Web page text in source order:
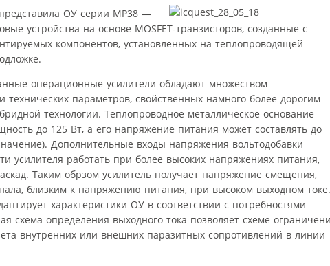
ОУ серии MP38 —
устройства на основе MOSFET-транзисторов, созданные с
компонентов, установленных на теплопроводящей
операционные усилители обладают множеством
технических параметров, свойственных намного более дорогим
технологии. Теплопроводное металлическое основание
до 125 Вт, а его напряжение питания может составлять до
Дополнительные входы напряжения вольтодобавки
усилителя работать при более высоких напряжениях питания,
Таким обрзом усилитель получает напряжение смещения,
близким к напряжению питания, при высоком выходном токе.
характеристики ОУ в соответствии с потребностями
схема определения выходного тока позволяет схеме
внутренних или внешних паразитных сопротивлений в линии